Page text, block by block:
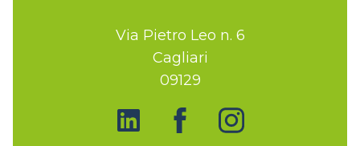
Via Pietro Leo n. 6
Cagliari
09129